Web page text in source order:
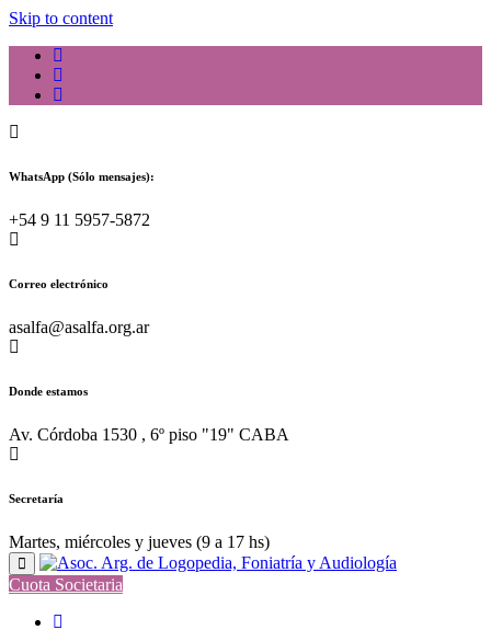
Skip to content
WhatsApp (Sólo mensajes):
+54 9 11 5957-5872
Correo electrónico
asalfa@asalfa.org.ar
Donde estamos
Av. Córdoba 1530 , 6º piso "19" CABA
Secretaría
Martes, miércoles y jueves (9 a 17 hs)
Cuota Societaria